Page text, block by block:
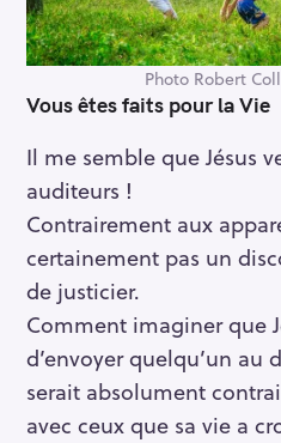
Photo Robert
Vous êtes faits pour la Vie
Il me semble que Jésus
auditeurs !
Contrairement aux
certainement pas un
de justicier.
Comment imaginer que
d’envoyer quelqu’un au
serait absolument
avec ceux que sa vie a